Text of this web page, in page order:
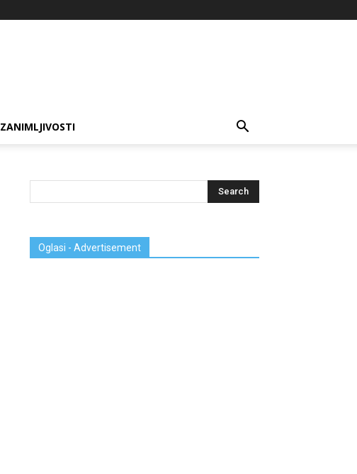
ZANIMLJIVOSTI
Oglasi - Advertisement